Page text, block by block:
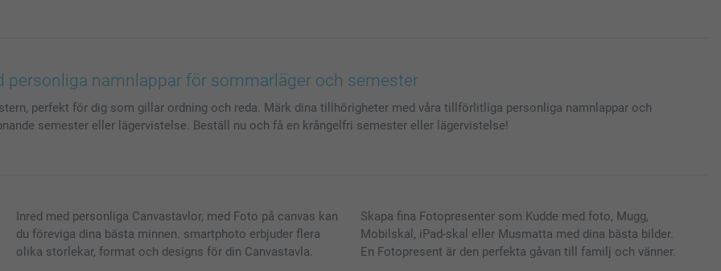
personliga namnlappar för sommarläger och semester
perfekt för dig som gillar ordning och reda. Märk dina tillhörigheter med våra tillförlitliga personliga namnlappar och
semester eller lägervistelse. Beställ nu och få en krångelfri semester eller lägervistelse!
Inred med personliga Canvastavlor, med Foto på canvas kan
du föreviga dina bästa minnen. smartphoto erbjuder flera
olika storlekar, format och designs för din Canvastavla.
Skapa fina Fotopresenter som Kudde med foto, Mugg,
Mobilskal, iPad-skal eller Musmatta med dina bästa bilder.
En Fotopresent är den perfekta gåvan till familj och vänner.